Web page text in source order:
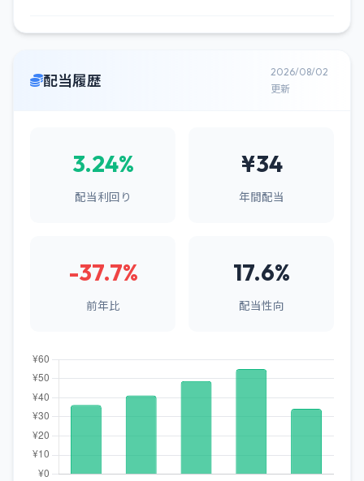
配当履歴
2026/08/02
更新
3.24%
配当利回り
¥34
年間配当
-37.7%
前年比
17.6%
配当性向